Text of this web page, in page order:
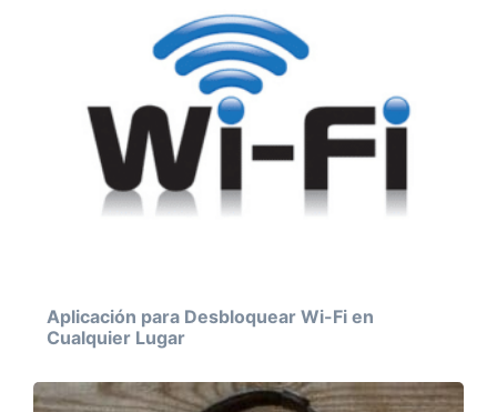
Aplicación para Desbloquear Wi-Fi en
Cualquier Lugar